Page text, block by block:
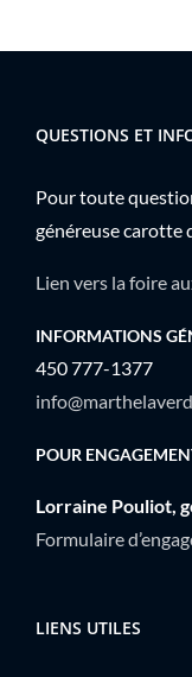
QUESTIONS ET
Pour toute
généreuse carotte
Lien vers la foire
INFORMATIONS
450 777-1377
POUR
Lorraine Pouliot,
Formulaire
LIENS UTILES